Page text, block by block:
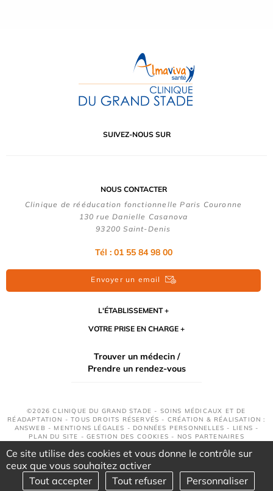
SUIVEZ-NOUS SUR
NOUS CONTACTER
Clinique de rééducation fonctionnelle Paris Couronne
130 rue Danielle Casanova
93200 Saint-Denis
Tél : 01 55 84 98 00
Envoyer un email
L'ÉTABLISSEMENT
VOTRE PRISE EN CHARGE
Trouver un médecin /
Prendre un rendez-vous
©2026 CLINIQUE DU GRAND STADE - SOINS MÉDICAUX ET DE
RÉADAPTATION - TOUS DROITS RÉSERVÉS - CRÉATION & RÉALISATION :
ANSWEB - MENTIONS LÉGALES - DONNÉES PERSONNELLES - LIENS -
PLAN DU SITE -GESTION DES COOKIES - NOS PARTENAIRES
Ce site utilise des cookies et vous donne le contrôle sur
ceux que vous souhaitez activer
Tout accepter
Tout refuser Personnaliser